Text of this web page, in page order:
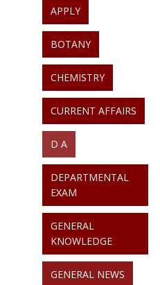
APPLY
BOTANY
CHEMISTRY
CURRENT AFFAIRS
D A
DEPARTMENTAL
EXAM
GENERAL
KNOWLEDGE
GENERAL NEWS